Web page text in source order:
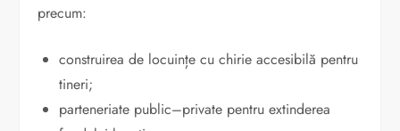
precum:
construirea de locuințe cu chirie accesibilă pentru
tineri;
parteneriate public–private pentru extinderea